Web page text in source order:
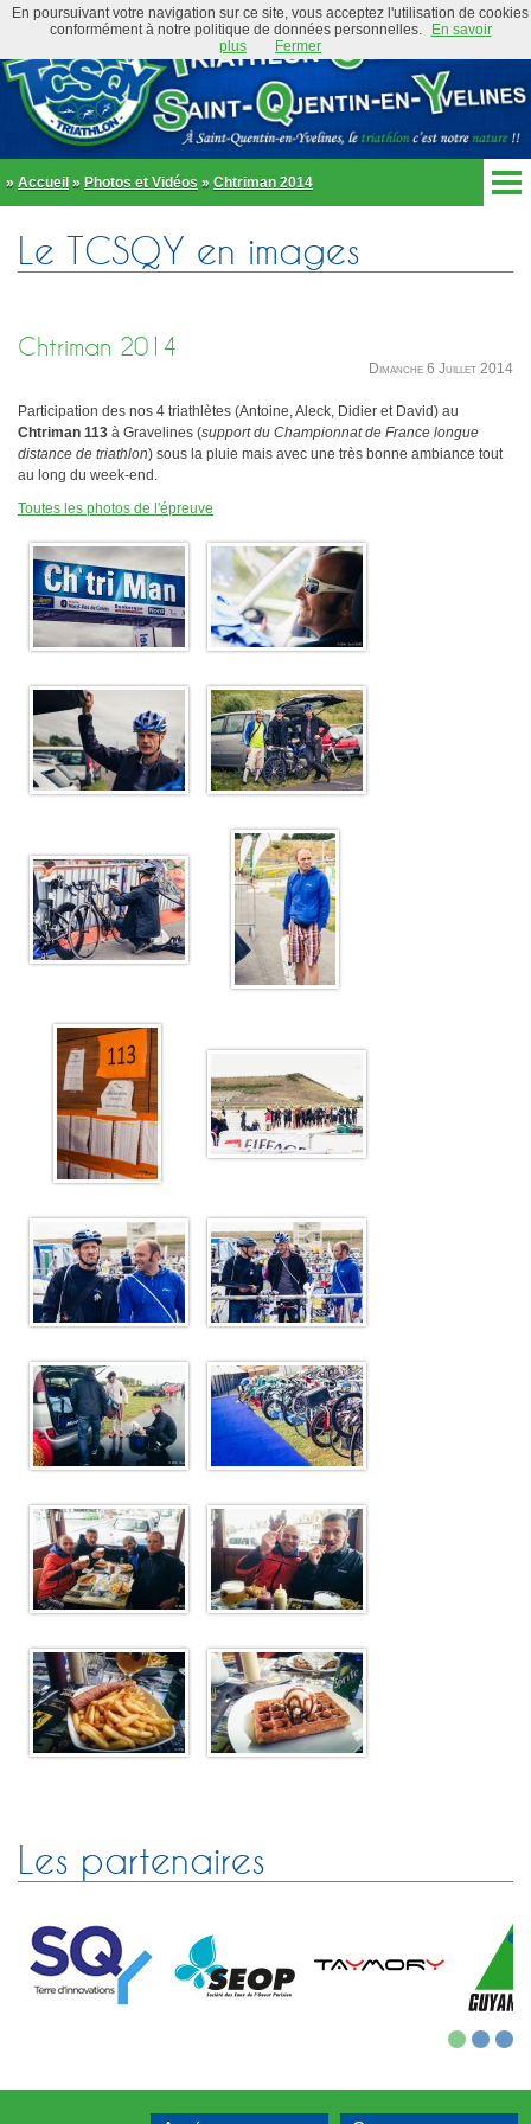
» Accueil » Photos et Vidéos » Chtriman 2014
Accueil Actualités
Organigramme
École de triathlon
Trombinoscope
Partenaires
Tenues et équipements
Bike and Run 2026
Présentation
Inscriptions
Plan d'accès
Résultats
Épreuves TCSQY
Bike and Run 2025
Bike and Run 2024
Bike and Run 2023
Bike and Run 2022
Bike and Run 2018
Bike and Run 2017
Bike and Run 2015
Bike and Run 2014
Bike and Run 2012
Bike and Run 2011
Sélectif Jeunes 2011
Entraînements
Lieux d'entraînement
Matériel
Pense-bête
Compétitions
Calendrier
Courses club
Contact
Le TCSQY en images
Chtriman 2014
Dimanche 6 Juillet 2014
Participation des nos 4 triathlètes (Antoine, Aleck, Didier et David) au
Chtriman 113 à Gravelines (support du Championnat de France longue
distance de triathlon) sous la pluie mais avec une très bonne ambiance tout
au long du week-end.
Toutes les photos de l'épreuve
Les partenaires
En poursuivant votre navigation sur ce site, vous acceptez l'utilisation de cookies
conformément à notre politique de données personnelles.
En savoir
plus
Fermer